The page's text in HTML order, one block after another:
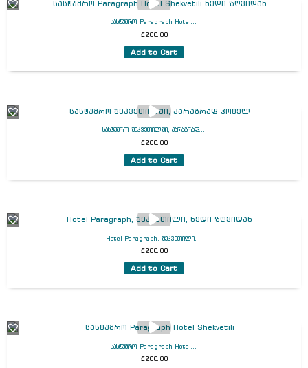
სასტუმრო Paragraph Hotel...
₾200.00
Add to Cart
სასტუმრო შეკვეთილში, პარაგრაფ...
₾200.00
Add to Cart
Hotel Paragraph, შეკვეთილი,...
₾200.00
Add to Cart
სასტუმრო Paragraph Hotel...
₾200.00